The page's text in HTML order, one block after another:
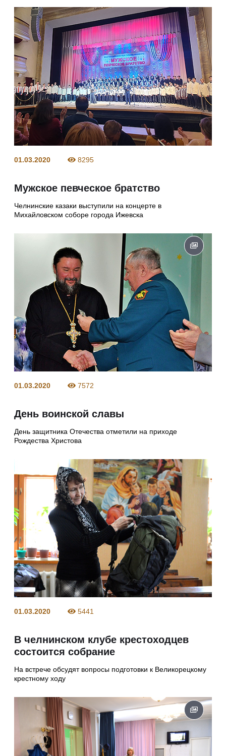
01.03.2020 8295
Мужское певческое братство
Челнинские казаки выступили на концерте в
Михайловском соборе города Ижевска
01.03.2020 7572
День воинской славы
День защитника Отечества отметили на приходе
Рождества Христова
01.03.2020 5441
В челнинском клубе крестоходцев
состоится собрание
На встрече обсудят вопросы подготовки к Великорецкому
крестному ходу